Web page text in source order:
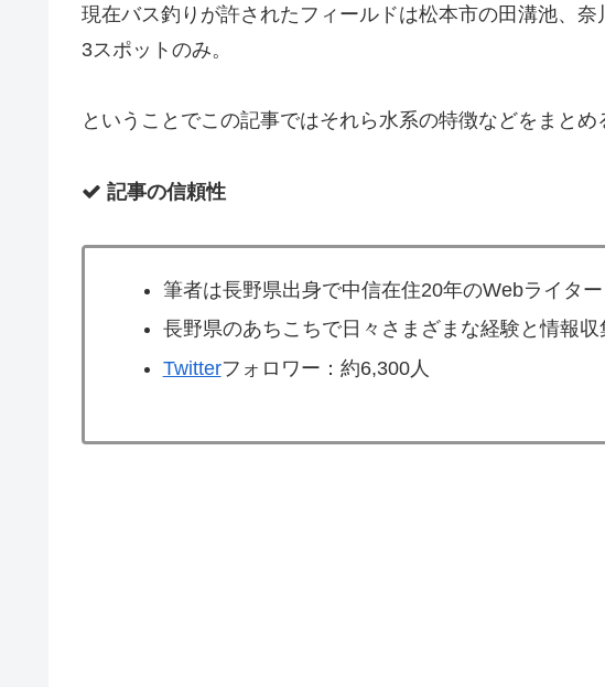
現在バス釣りが許されたフィールドは松本市の田溝池、
3スポットのみ。
ということでこの記事ではそれら水系の特徴などをまとめ
記事の信頼性
筆者は長野県出身で中信在住20年のWebライター
長野県のあちこちで日々さまざまな経験と情報収
Twitterフォロワー：約6,300人